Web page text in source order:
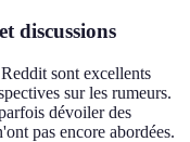
discussions
sont excellents
sur les rumeurs.
dévoiler des
pas encore abordées.